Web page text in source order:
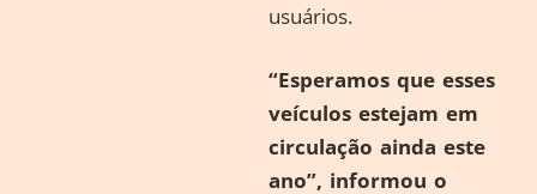
usuários.
“Esperamos que esses
veículos estejam em
circulação ainda este
ano”, informou o